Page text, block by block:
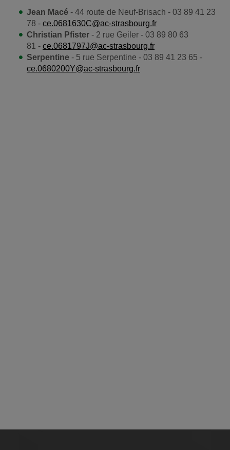
Jean Macé - 44 route de Neuf-Brisach - 03 89 41 23
78 - ce.0681630C@ac-strasbourg.fr
Christian Pfister - 2 rue Geiler - 03 89 80 63
81 - ce.0681797J@ac-strasbourg.fr
Serpentine - 5 rue Serpentine - 03 89 41 23 65 -
ce.0680200Y@ac-strasbourg.fr